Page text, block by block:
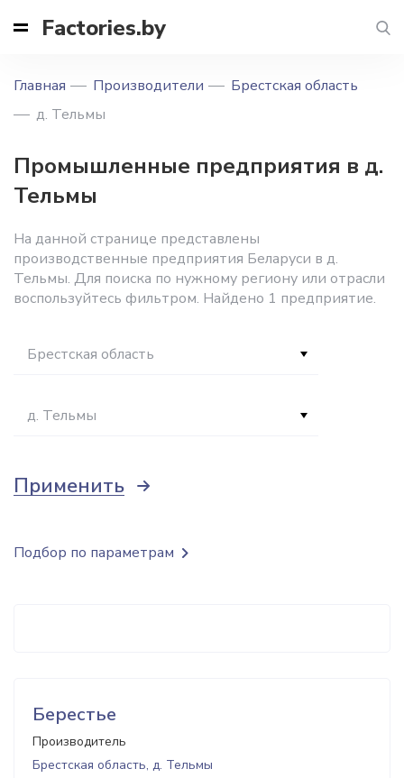
Factories.by
Главная Производители
Брестская область
д. Тельмы
Промышленные предприятия в д.
Тельмы
На данной странице представлены
производственные предприятия Беларуси в д.
Тельмы. Для поиска по нужному региону или отрасли
воспользуйтесь фильтром. Найдено 1 предприятие.
Брестская область
д. Тельмы
Применить
Берестье
Производитель
Брестская область, д. Тельмы
Подбор по параметрам